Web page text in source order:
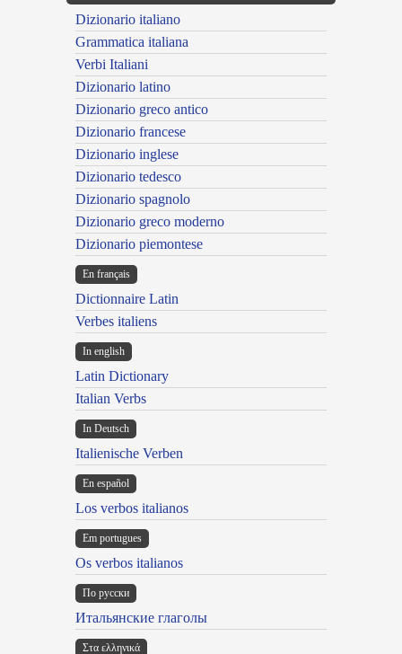
Dizionario italiano
Grammatica italiana
Verbi Italiani
Dizionario latino
Dizionario greco antico
Dizionario francese
Dizionario inglese
Dizionario tedesco
Dizionario spagnolo
Dizionario greco moderno
Dizionario piemontese
En français
Dictionnaire Latin
Verbes italiens
In english
Latin Dictionary
Italian Verbs
In Deutsch
Italienische Verben
En español
Los verbos italianos
Em portugues
Os verbos italianos
По русски
Итальянские глаголы
Στα ελληνικά